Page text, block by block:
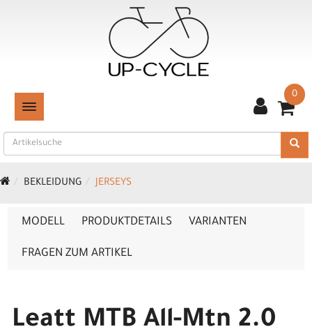
TOGGLE NAVIGATION
0
BEKLEIDUNG JERSEYS
MODELL PRODUKTDETAILS VARIANTEN
FRAGEN ZUM ARTIKEL
Leatt MTB All-Mtn 2.0